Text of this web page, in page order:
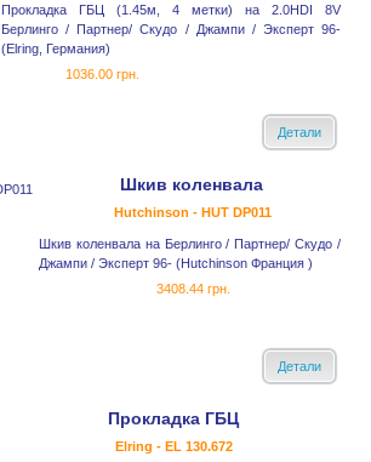
Прокладка ГБЦ (1.45м, 4 метки) на 2.0HDI 8V
Берлинго / Партнер/ Скудо / Джампи / Эксперт 96-
(Elring, Германия)
1036.00 грн.
Детали
Шкив коленвала
Hutchinson - HUT DP011
Шкив коленвала на Берлинго / Партнер/ Скудо /
Джампи / Эксперт 96- (Hutchinson Франция )
3408.44 грн.
Детали
Прокладка ГБЦ
Elring - EL 130.672